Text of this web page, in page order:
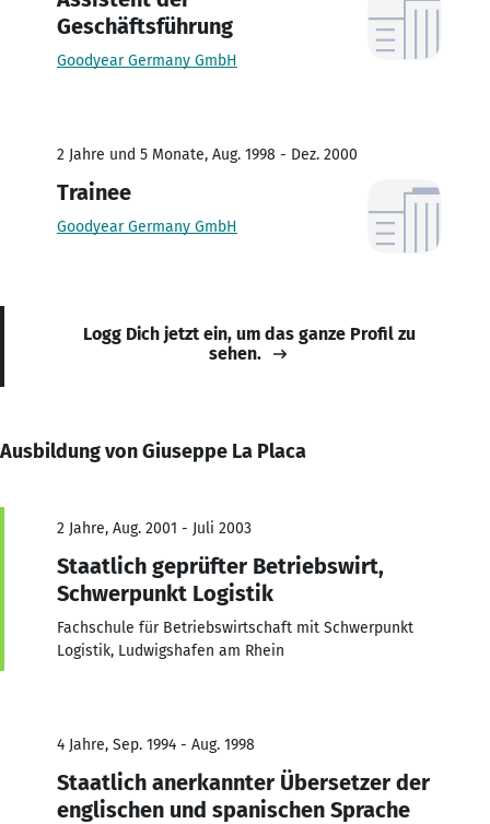
Geschäftsführung
Goodyear Germany GmbH
2 Jahre und 5 Monate, Aug. 1998 - Dez. 2000
Trainee
Goodyear Germany GmbH
Logg Dich jetzt ein, um das ganze Profil zu
sehen.
Ausbildung von Giuseppe La Placa
2 Jahre, Aug. 2001 - Juli 2003
Staatlich geprüfter Betriebswirt,
Schwerpunkt Logistik
Fachschule für Betriebswirtschaft mit Schwerpunkt
Logistik, Ludwigshafen am Rhein
4 Jahre, Sep. 1994 - Aug. 1998
Staatlich anerkannter Übersetzer der
englischen und spanischen Sprache